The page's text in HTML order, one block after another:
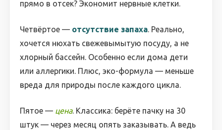
прямо в отсек? Экономит нервные клетки.
Четвёртое — отсутствие запаха. Реально,
хочется нюхать свежевымытую посуду, а не
хлорный бассейн. Особенно если дома дети
или аллергики. Плюс, эко-формула — меньше
вреда для природы после каждого цикла.
Пятое — цена. Классика: берёте пачку на 30
штук — через месяц опять заказывать. А ведь